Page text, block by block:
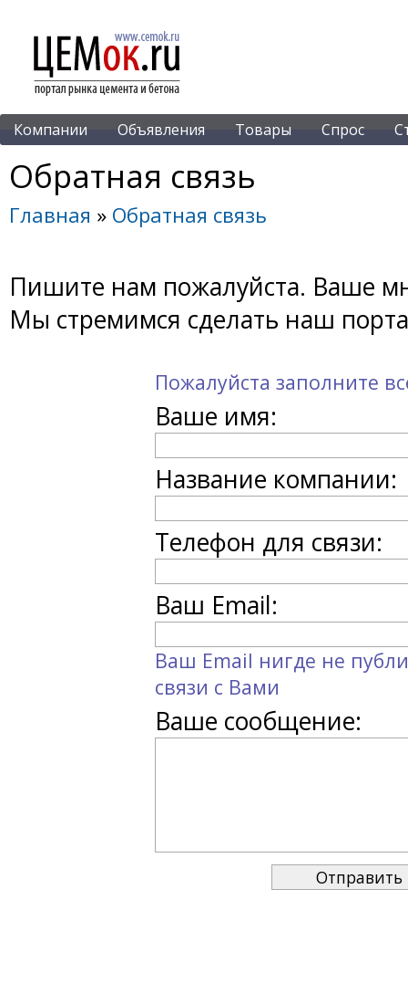
Компании Объявления Товары Спрос
Обратная связь
Главная » Обратная связь
Пишите нам пожалуйста. Ваше
Мы стремимся сделать наш
Пожалуйста заполните
Ваше имя:
Название компании:
Телефон для связи:
Ваш Email:
Ваш Email нигде не
связи с Вами
Ваше сообщение: